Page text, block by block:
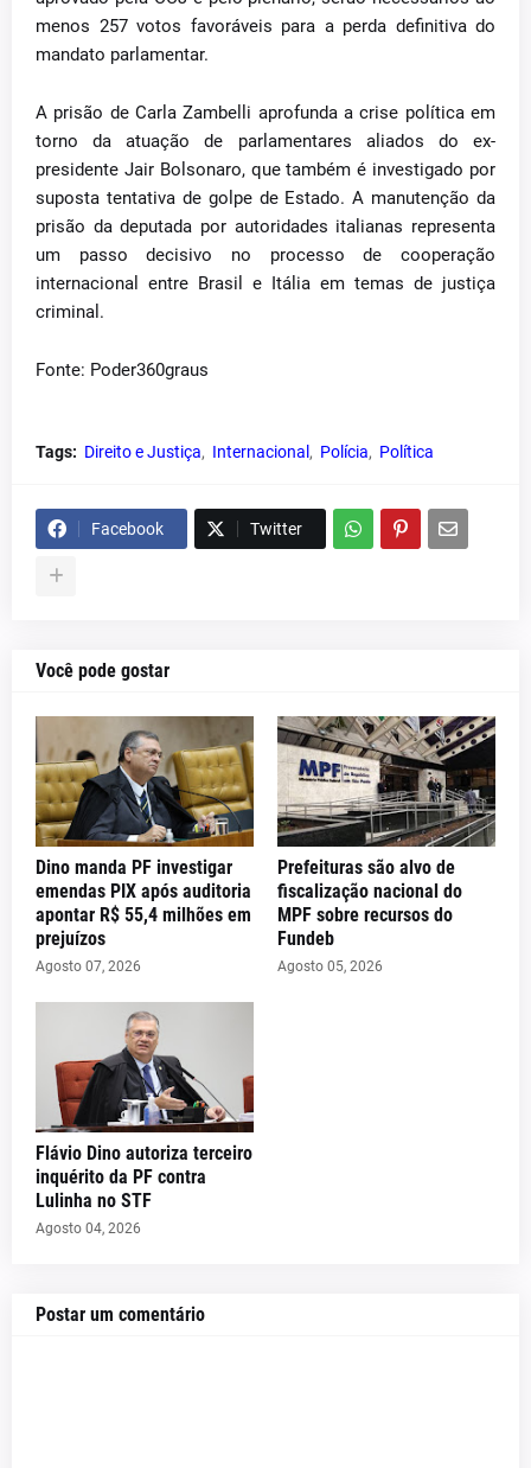
menos 257 votos favoráveis para a perda definitiva do
mandato parlamentar.
A prisão de Carla Zambelli aprofunda a crise política em
torno da atuação de parlamentares aliados do ex-
presidente Jair Bolsonaro, que também é investigado por
suposta tentativa de golpe de Estado. A manutenção da
prisão da deputada por autoridades italianas representa
um passo decisivo no processo de cooperação
internacional entre Brasil e Itália em temas de justiça
criminal.
Fonte: Poder360graus
Tags: Direito e Justiça Internacional Polícia Política
Facebook Twitter
Você pode gostar
Dino manda PF investigar
emendas PIX após auditoria
apontar R$ 55,4 milhões em
prejuízos
Agosto 07, 2026
Prefeituras são alvo de
fiscalização nacional do
MPF sobre recursos do
Fundeb
Agosto 05, 2026
Flávio Dino autoriza terceiro
inquérito da PF contra
Lulinha no STF
Agosto 04, 2026
Postar um comentário